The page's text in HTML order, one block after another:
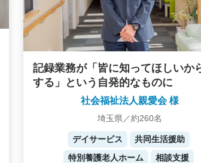
記録業務が「皆に知ってほしいか
する」という自発的なものに
社会福祉法人親愛会 様
埼玉県／約260名
デイサービス
共同生活援助
特別養護老人ホーム
相談支援